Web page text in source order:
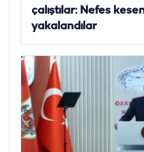
çalıştılar: Nefes
yakalandılar